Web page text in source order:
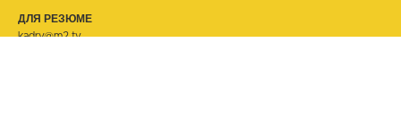
ДЛЯ РЕЗЮМЕ
kadry@m2.tv